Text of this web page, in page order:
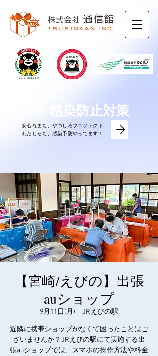
コロナ感染防止対策
安心なまち、やつしろプロジェクト
​わたしたち、感染予防やってます！
【宮崎/えびの】出張
auショップ
9月11日(月) JRえびの駅
近隣に携帯ショップがなくて困ったことはご
ざいませんか？JRえびの駅にて実施する出
張auショップでは、スマホの操作方法や料金